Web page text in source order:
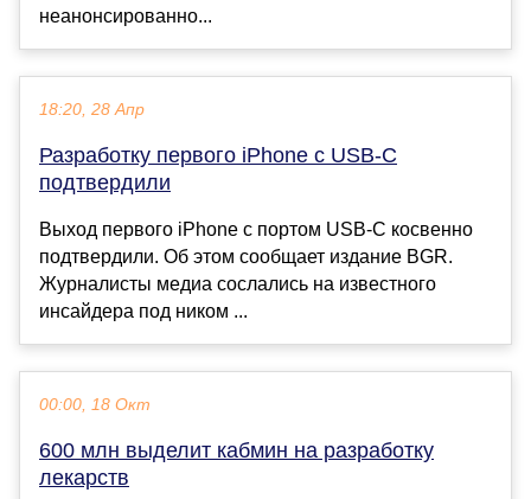
неанонсированно...
18:20, 28 Апр
Разработку первого iPhone с USB-C
подтвердили
Выход первого iPhone с портом USB-C косвенно
подтвердили. Об этом сообщает издание BGR.
Журналисты медиа сослались на известного
инсайдера под ником ...
00:00, 18 Окт
600 млн выделит кабмин на разработку
лекарств